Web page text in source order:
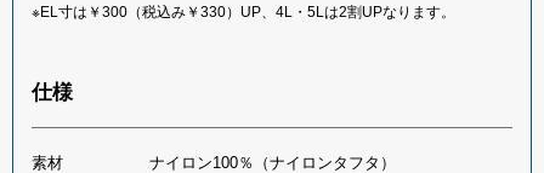
※EL寸は￥300（税込み￥330）UP、4L・5Lは2割UPなります。
仕様
素材 ナイロン100％（ナイロンタフタ）